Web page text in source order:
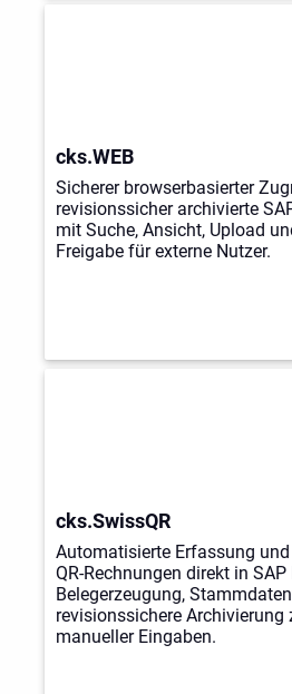
cks.WEB
Sicherer browserbasierter
revisionssicher archivierte
mit Suche, Ansicht, Upload
Freigabe für externe Nutzer.
cks.SwissQR
Automatisierte Erfassung
QR-Rechnungen direkt in
Belegerzeugung,
revisionssichere Archivierung
manueller Eingaben.